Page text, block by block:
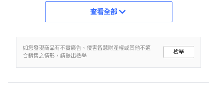
查看全部
如您發現商品有不實廣告、侵害智慧財產權或其他不適
合銷售之情形，請提出檢舉
檢舉